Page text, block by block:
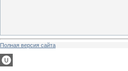
Полная версия сайта